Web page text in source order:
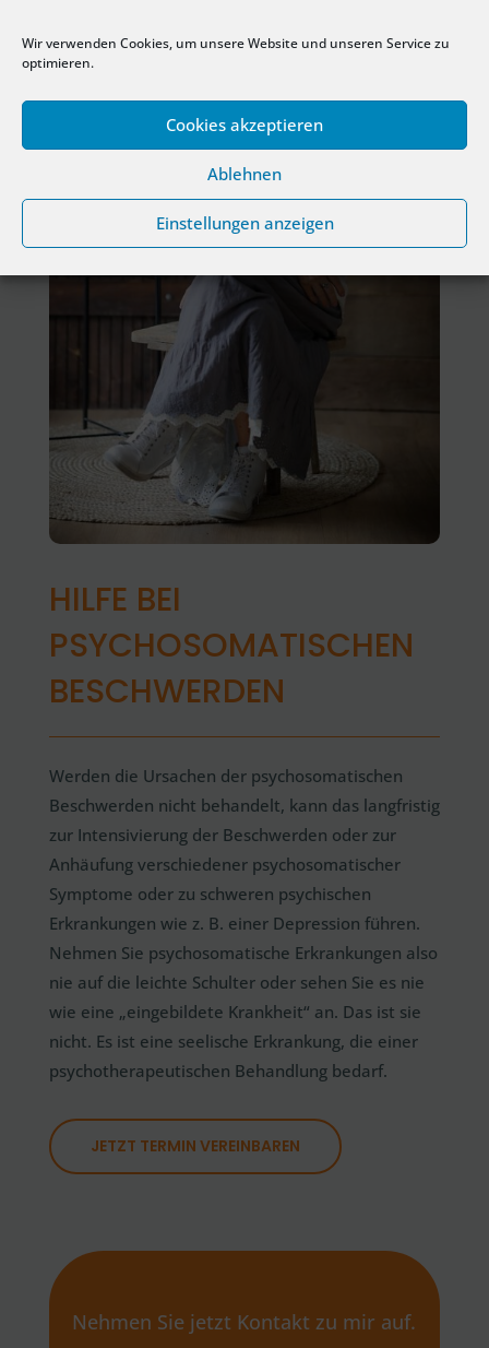
Wir verwenden Cookies, um unsere Website und unseren Service zu
optimieren.
Cookies akzeptieren
Ablehnen
Einstellungen anzeigen
HILFE BEI
PSYCHOSOMATISCHEN
BESCHWERDEN
Werden die Ursachen der psychosomatischen
Beschwerden nicht behandelt, kann das langfristig
zur Intensivierung der Beschwerden oder zur
Anhäufung verschiedener psychosomatischer
Symptome oder zu schweren psychischen
Erkrankungen wie z. B. einer Depression führen.
Nehmen Sie psychosomatische Erkrankungen also
nie auf die leichte Schulter oder sehen Sie es nie
wie eine „eingebildete Krankheit“ an. Das ist sie
nicht. Es ist eine seelische Erkrankung, die einer
psychotherapeutischen Behandlung bedarf.
JETZT TERMIN VEREINBAREN
Nehmen Sie jetzt Kontakt zu mir auf.